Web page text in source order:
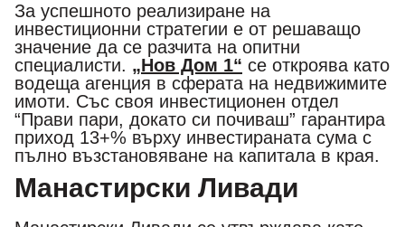
За успешното реализиране на
инвестиционни стратегии е от решаващо
значение да се разчита на опитни
специалисти. „Нов Дом 1“ се откроява като
водеща агенция в сферата на недвижимите
имоти. Със своя инвестиционен отдел
“Прави пари, докато си почиваш” гарантира
приход 13+% върху инвестираната сума с
пълно възстановяване на капитала в края.
Манастирски Ливади